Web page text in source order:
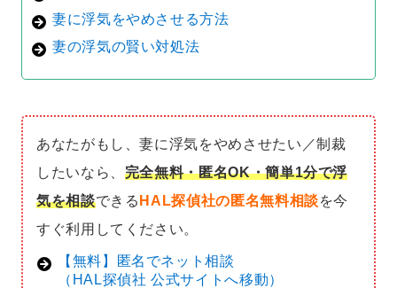
妻に浮気をやめさせる方法
妻の浮気の賢い対処法
あなたがもし、妻に浮気をやめさせたい／制裁
したいなら、 完全無料・匿名OK・簡単1分で浮
気を相談できる HAL探偵社の匿名無料相談を今
すぐ利用してください。
【無料】匿名でネット相談
（HAL探偵社 公式サイトへ移動）